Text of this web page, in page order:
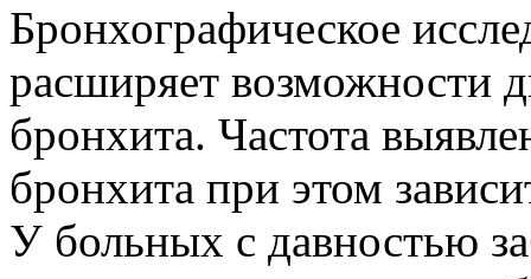
Бронхографическое
расширяет возможности
бронхита. Частота
бронхита при этом
У больных с давностью